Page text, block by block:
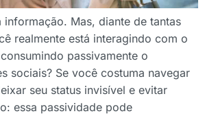
informação. Mas, diante de tantas
realmente está interagindo com o
passivamente o
sociais? Se você costuma navegar
seu status invisível e evitar
essa passividade pode